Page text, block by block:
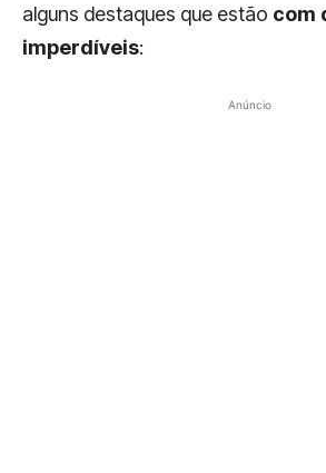
alguns destaques que estão com
imperdíveis:
Anúncio